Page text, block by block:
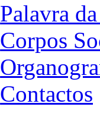
Palavra
Corpos
Contactos